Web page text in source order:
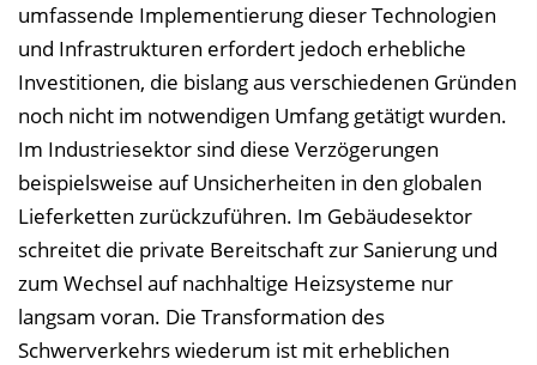
umfassende Implementierung dieser Technologien
und Infrastrukturen erfordert jedoch erhebliche
Investitionen, die bislang aus verschiedenen Gründen
noch nicht im notwendigen Umfang getätigt wurden.
Im Industriesektor sind diese Verzögerungen
beispielsweise auf Unsicherheiten in den globalen
Lieferketten zurückzuführen. Im Gebäudesektor
schreitet die private Bereitschaft zur Sanierung und
zum Wechsel auf nachhaltige Heizsysteme nur
langsam voran. Die Transformation des
Schwerverkehrs wiederum ist mit erheblichen